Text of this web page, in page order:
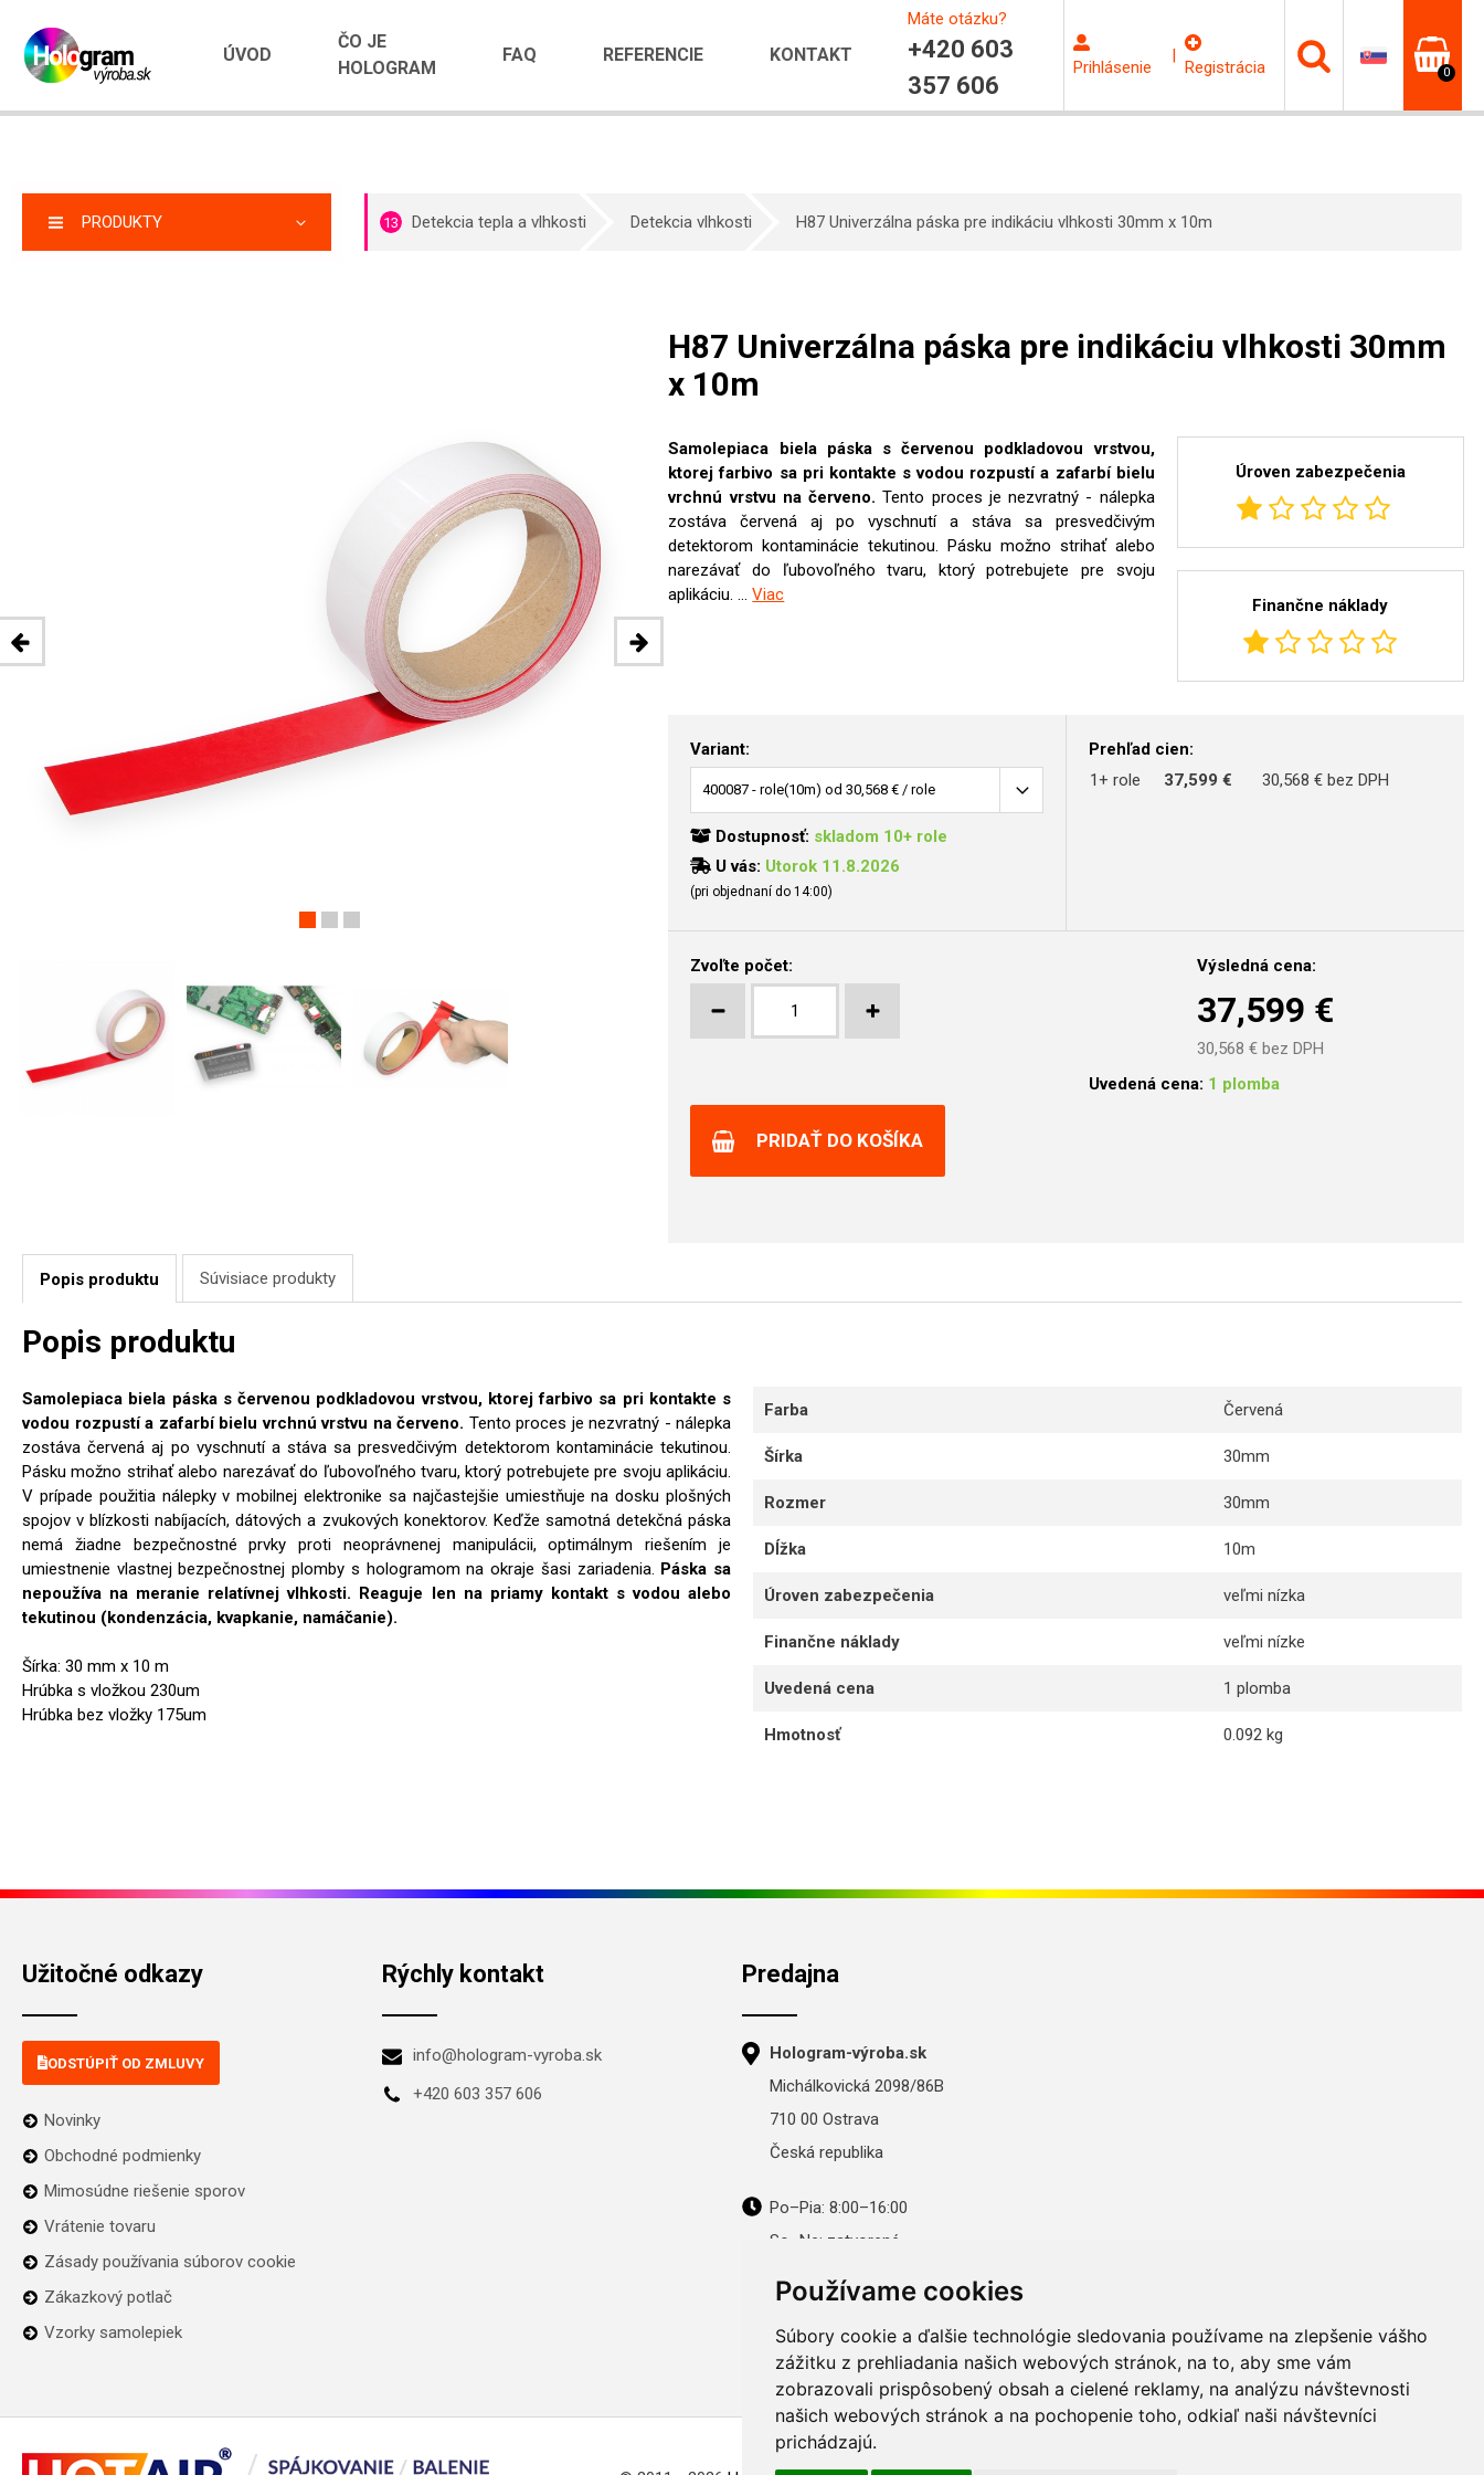
Používame cookies
Súbory cookie a ďalšie technológie sledovania používame na zlepšenie vášho
zážitku z prehliadania našich webových stránok, na to, aby sme vám
zobrazovali prispôsobený obsah a cielené reklamy, na analýzu návštevnosti
našich webových stránok a na pochopenie toho, odkiaľ naši návštevníci
prichádzajú.
ÚVOD
ČO JE
HOLOGRAM
FAQ REFERENCIE KONTAKT
Máte otázku?
+420 603
357 606
Prihlásenie
|
Registrácia 0
PRODUKTY 13 Detekcia tepla a vlhkosti Detekcia vlhkosti H87 Univerzálna páska pre indikáciu vlhkosti 30mm x 10m
H87 Univerzálna páska pre indikáciu vlhkosti 30mm
x 10m
Samolepiaca biela páska s červenou podkladovou vrstvou,
ktorej farbivo sa pri kontakte s vodou rozpustí a zafarbí bielu
vrchnú vrstvu na červeno.Tento proces je nezvratný - nálepka
zostáva červená aj po vyschnutí a stáva sa presvedčivým
detektorom kontaminácie tekutinou. Pásku možno strihať alebo
narezávať do ľubovoľného tvaru, ktorý potrebujete pre svoju
aplikáciu. ...Viac
Úroven zabezpečenia
Finančne náklady
Variant:
Dostupnosť: skladom 10+ role
U vás: Utorok 11.8.2026
(pri objednaní do 14:00)
Prehľad cien:
1+ role
37,599 € 30,568 € bez DPH
Zvoľte počet: Výsledná cena:
37,599 €
30,568 € bez DPH
PRIDAŤ DO KOŠÍKA
Uvedená cena: 1 plomba
Popis produktu Súvisiace produkty
Popis produktu
Samolepiaca biela páska s červenou podkladovou vrstvou, ktorej farbivo sa pri kontakte s
vodou rozpustí a zafarbí bielu vrchnú vrstvu na červeno. Tento proces je nezvratný - nálepka
zostáva červená aj po vyschnutí a stáva sa presvedčivým detektorom kontaminácie tekutinou.
Pásku možno strihať alebo narezávať do ľubovoľného tvaru, ktorý potrebujete pre svoju aplikáciu.
V prípade použitia nálepky v mobilnej elektronike sa najčastejšie umiestňuje na dosku plošných
spojov v blízkosti nabíjacích, dátových a zvukových konektorov. Keďže samotná detekčná páska
nemá žiadne bezpečnostné prvky proti neoprávnenej manipulácii, optimálnym riešením je
umiestnenie vlastnej bezpečnostnej plomby s hologramom na okraje šasi zariadenia. Páska sa
nepoužíva na meranie relatívnej vlhkosti. Reaguje len na priamy kontakt s vodou alebo
tekutinou (kondenzácia, kvapkanie, namáčanie).
Šírka: 30 mm x 10 m
Hrúbka s vložkou 230um
Hrúbka bez vložky 175um
Farba Červená
Šírka 30mm
Rozmer 30mm
Dĺžka 10m
Úroven zabezpečenia veľmi nízka
Finančne náklady veľmi nízke
Uvedená cena 1 plomba
Hmotnosť 0.092 kg
Užitočné odkazy
ODSTÚPIŤ OD ZMLUVY
Novinky
Obchodné podmienky
Mimosúdne riešenie sporov
Vrátenie tovaru
Zásady používania súborov cookie
Zákazkový potlač
Vzorky samolepiek
Rýchly kontakt
info@hologram-vyroba.sk
+420 603 357 606
Predajna
Hologram-výroba.sk
Michálkovická 2098/86B
710 00 Ostrava
Česká republika
Po–Pia: 8:00–16:00
So–Ne: zatvorené